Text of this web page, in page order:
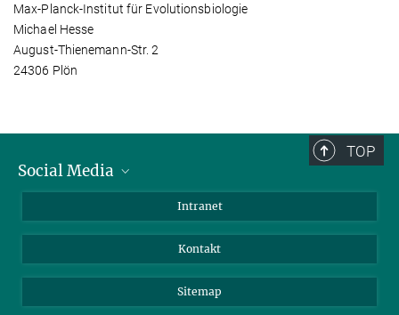
Max-Planck-Institut für Evolutionsbiologie
Michael Hesse
August-Thienemann-Str. 2
24306 Plön
TOP
Social Media
Intranet
Kontakt
Sitemap